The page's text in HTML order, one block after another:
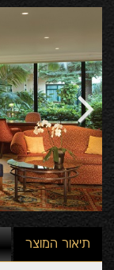
Next
תיאור המוצר